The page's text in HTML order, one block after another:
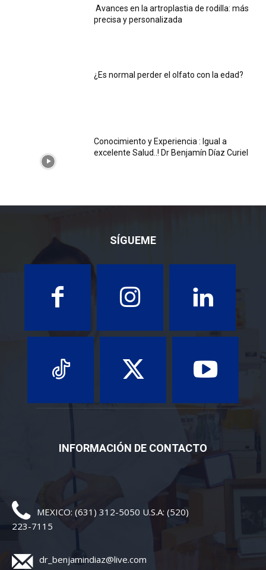
Avances en la artroplastia de rodilla: más
precisa y personalizada
¿Es normal perder el olfato con la edad?
Conocimiento y Experiencia : Igual a
excelente Salud..! Dr Benjamín Díaz Curiel
SÍGUEME
INFORMACIÓN DE CONTACTO
MEXICO: (631) 312-5050 U.S.A: (520)
223-7115
dr_benjamindiaz@live.com